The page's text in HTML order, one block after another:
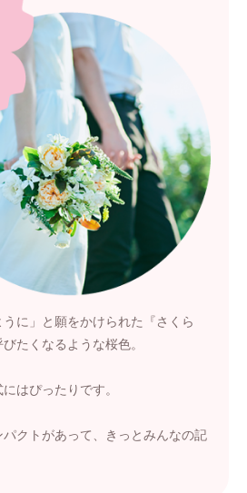
うに」と願をかけられた『さくら
たくなるような桜色。
はぴったりです。
クトがあって、きっとみんなの記